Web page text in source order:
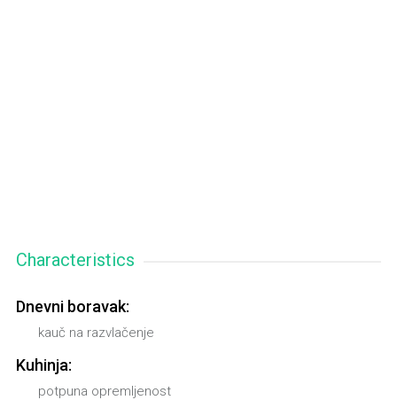
Characteristics
Dnevni boravak:
kauč na razvlačenje
Kuhinja:
potpuna opremljenost